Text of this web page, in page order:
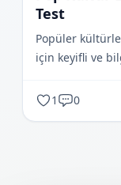
Test
Popüler
için keyifli ve
1 0